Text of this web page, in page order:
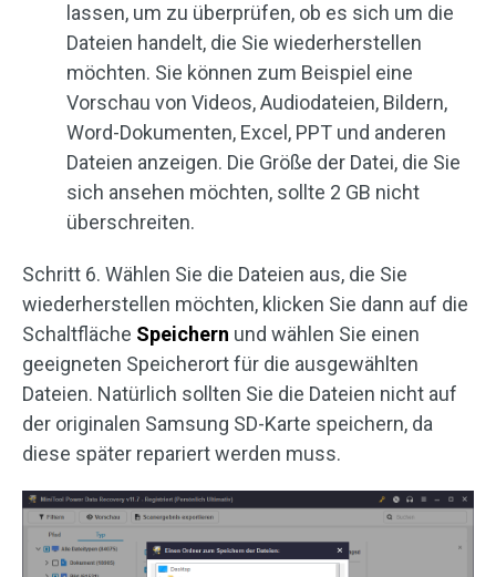
lassen, um zu überprüfen, ob es sich um die
Dateien handelt, die Sie wiederherstellen
möchten. Sie können zum Beispiel eine
Vorschau von Videos, Audiodateien, Bildern,
Word-Dokumenten, Excel, PPT und anderen
Dateien anzeigen. Die Größe der Datei, die Sie
sich ansehen möchten, sollte 2 GB nicht
überschreiten.
Schritt 6. Wählen Sie die Dateien aus, die Sie
wiederherstellen möchten, klicken Sie dann auf die
Schaltfläche Speichern und wählen Sie einen
geeigneten Speicherort für die ausgewählten
Dateien. Natürlich sollten Sie die Dateien nicht auf
der originalen Samsung SD-Karte speichern, da
diese später repariert werden muss.